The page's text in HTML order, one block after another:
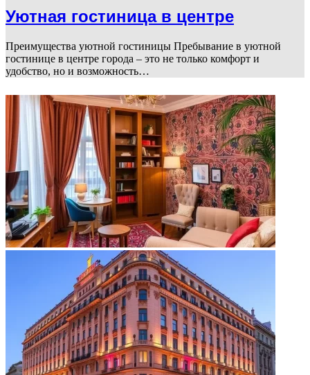
Уютная гостиница в центре
Преимущества уютной гостиницы Пребывание в уютной
гостинице в центре города – это не только комфорт и
удобство, но и возможность…